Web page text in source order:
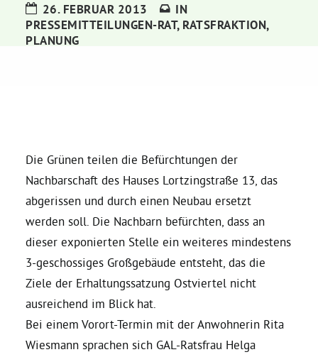
Josefine Paul, MdL
Grüne im Rathaus
Ratsfraktion
Ratsmitglieder 2025 – 2030
Ratsanträge
26. FEBRUAR 2013
IN
PRESSEMITTEILUNGEN-RAT, RATSFRAKTION,
PLANUNG
Die Grünen teilen die Befürchtungen der
Nachbarschaft des Hauses Lortzingstraße 13, das
abgerissen und durch einen Neubau ersetzt
werden soll. Die Nachbarn befürchten, dass an
dieser exponierten Stelle ein weiteres mindestens
3-geschossiges Großgebäude entsteht, das die
Ziele der Erhaltungssatzung Ostviertel nicht
ausreichend im Blick hat.
Bei einem Vorort-Termin mit der Anwohnerin Rita
Wiesmann sprachen sich GAL-Ratsfrau Helga